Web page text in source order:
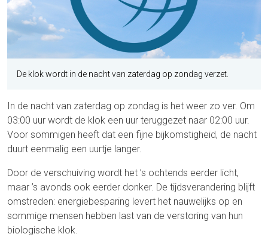
De klok wordt in de nacht van zaterdag op zondag verzet.
In de nacht van zaterdag op zondag is het weer zo ver. Om
03:00 uur wordt de klok een uur teruggezet naar 02:00 uur.
Voor sommigen heeft dat een fijne bijkomstigheid, de nacht
duurt eenmalig een uurtje langer.
Door de verschuiving wordt het ’s ochtends eerder licht,
maar ’s avonds ook eerder donker. De tijdsverandering blijft
omstreden: energiebesparing levert het nauwelijks op en
sommige mensen hebben last van de verstoring van hun
biologische klok.